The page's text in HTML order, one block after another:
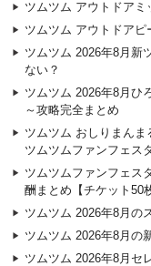
ツムツム アウトドア
ツムツム アウトドア
ツムツム 2026年8月新
ない？
ツムツム 2026年8月ひ
～攻略完全まとめ
ツムツム おしりまんま
ツムツムファンフェス
ツムツムファンフェス
酬まとめ【チケット50
ツムツム 2026年8月の
ツムツム 2026年8月の
ツムツム 2026年8月セ